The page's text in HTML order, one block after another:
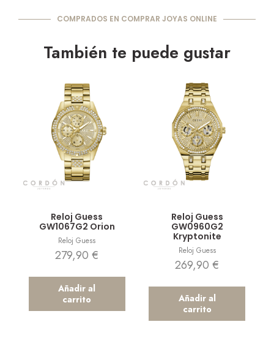
COMPRADOS EN COMPRAR JOYAS ONLINE
También te puede gustar
Reloj Guess
GW1067G2 Orion
Reloj Guess
279,90€
Añadir al
carrito
Reloj Guess
GW0960G2
Kryptonite
Reloj Guess
269,90€
Añadir al
carrito